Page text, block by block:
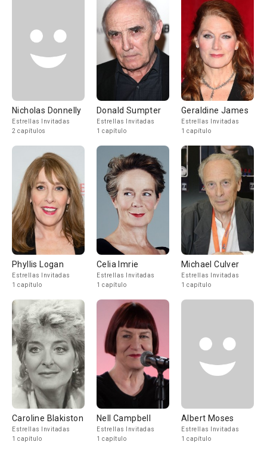
Nicholas Donnelly
Estrellas Invitadas
2 capítulos
Donald Sumpter
Estrellas Invitadas
1 capítulo
Geraldine James
Estrellas Invitadas
1 capítulo
Phyllis Logan
Estrellas Invitadas
1 capítulo
Celia Imrie
Estrellas Invitadas
1 capítulo
Michael Culver
Estrellas Invitadas
1 capítulo
Caroline Blakiston
Estrellas Invitadas
1 capítulo
Nell Campbell
Estrellas Invitadas
1 capítulo
Albert Moses
Estrellas Invitadas
1 capítulo